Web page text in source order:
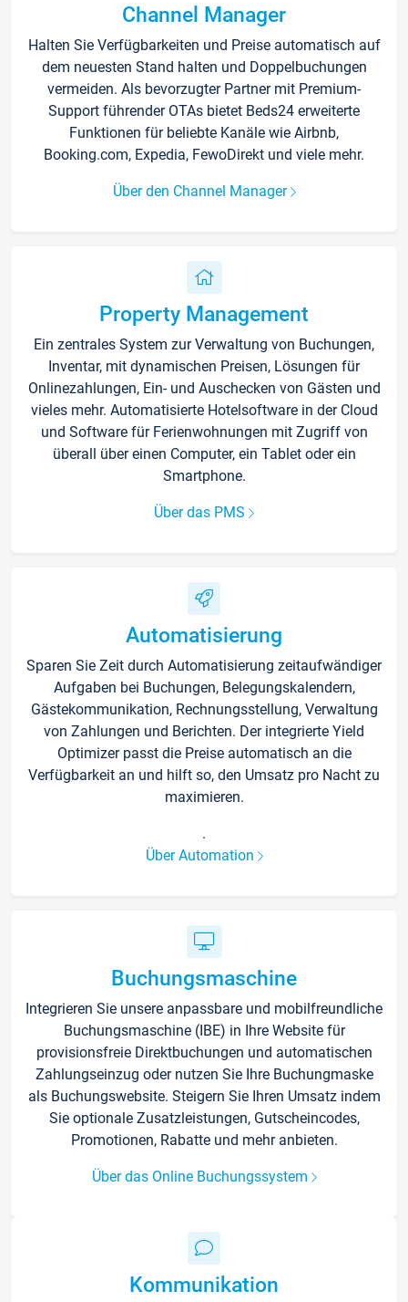
Channel Manager
Halten Sie Verfügbarkeiten und Preise automatisch auf
dem neuesten Stand halten und Doppelbuchungen
vermeiden. Als bevorzugter Partner mit Premium-
Support führender OTAs bietet Beds24 erweiterte
Funktionen für beliebte Kanäle wie Airbnb,
Booking.com, Expedia, FewoDirekt und viele mehr.
Über den Channel Manager
Property Management
Ein zentrales System zur Verwaltung von Buchungen,
Inventar, mit dynamischen Preisen, Lösungen für
Onlinezahlungen, Ein- und Auschecken von Gästen und
vieles mehr. Automatisierte Hotelsoftware in der Cloud
und Software für Ferienwohnungen mit Zugriff von
überall über einen Computer, ein Tablet oder ein
Smartphone.
Über das PMS
Automatisierung
Sparen Sie Zeit durch Automatisierung zeitaufwändiger
Aufgaben bei Buchungen, Belegungskalendern,
Gästekommunikation, Rechnungsstellung, Verwaltung
von Zahlungen und Berichten. Der integrierte Yield
Optimizer passt die Preise automatisch an die
Verfügbarkeit an und hilft so, den Umsatz pro Nacht zu
maximieren.
.
Über Automation
Buchungsmaschine
Integrieren Sie unsere anpassbare und mobilfreundliche
Buchungsmaschine (IBE) in Ihre Website für
provisionsfreie Direktbuchungen und automatischen
Zahlungseinzug oder nutzen Sie Ihre Buchungmaske
als Buchungswebsite. Steigern Sie Ihren Umsatz indem
Sie optionale Zusatzleistungen, Gutscheincodes,
Promotionen, Rabatte und mehr anbieten.
Über das Online Buchungssystem
Kommunikation